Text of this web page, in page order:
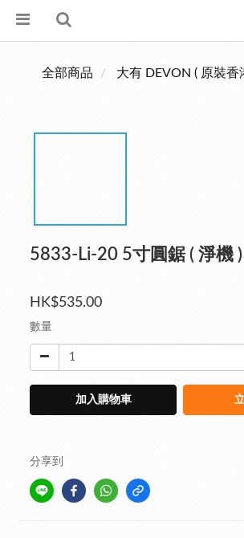
全部商品 大有 DEVON ( 原裝香
5833-Li-20 5寸圓鋸 ( 淨機 )
HK$535.00
數量
加入購物車
分享到